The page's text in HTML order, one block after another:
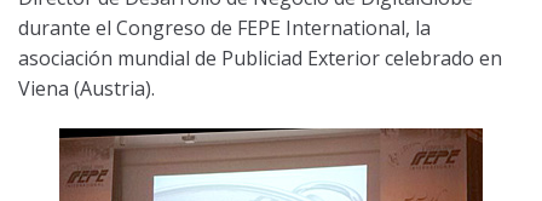
durante el Congreso de FEPE International, la
asociación mundial de Publiciad Exterior celebrado en
Viena (Austria).